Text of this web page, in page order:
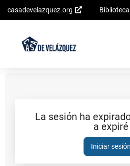
Saltar al
casadevelazquez.org Biblioteca
La sesión ha
a expiré
Iniciar sesión